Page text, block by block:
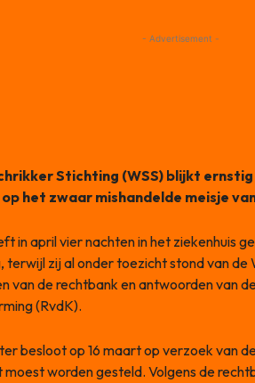
- Advertisement -
Stichting (WSS) blijkt
het zwaar mishandelde meisje
in april vier nachten in het ziekenhuis
terwijl zij al onder toezicht stond van de
van de rechtbank en antwoorden van
(RvdK).
besloot op 16 maart op verzoek van
worden gesteld. Volgens de